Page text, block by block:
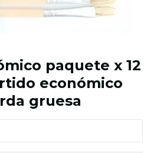
paquete x 12
económico
gruesa